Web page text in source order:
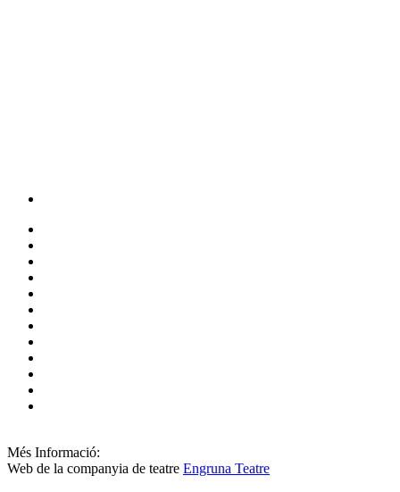
Més Informació:
Web de la companyia de teatre Engruna Teatre